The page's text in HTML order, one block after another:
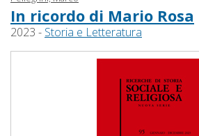
In ricordo di Mario Rosa
2023 - Storia e Letteratura